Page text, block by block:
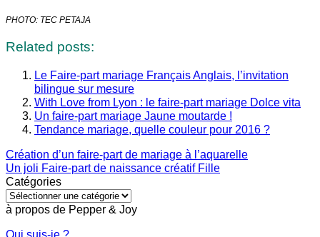
PHOTO: TEC PETAJA
Related posts:
Le Faire-part mariage Français Anglais, l’invitation
bilingue sur mesure
With Love from Lyon : le faire-part mariage Dolce vita
Un faire-part mariage Jaune moutarde !
Tendance mariage, quelle couleur pour 2016 ?
Création d’un faire-part de mariage à l’aquarelle
Un joli Faire-part de naissance créatif Fille
Catégories
Catégories
à propos de Pepper & Joy
Qui suis-je ?